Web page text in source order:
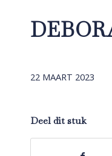
22 MAART 2023
Deel dit stuk